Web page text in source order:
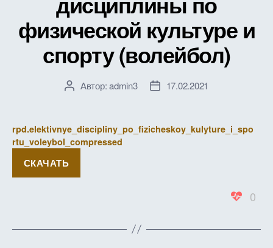
физической культуре и
спорту (волейбол)
АвторАвтор:admin3
Дата17.02.2021
rpd.elektivnye_discipliny_po_fizicheskoy_kulyture_i_spo
rtu_voleybol_compressed
СКАЧАТЬ
0